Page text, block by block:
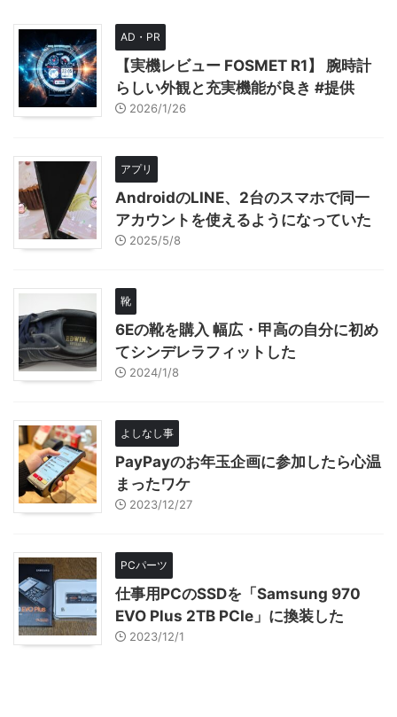
AD・PR
【実機レビュー FOSMET R1】 腕時計
らしい外観と充実機能が良き #提供
2026/1/26
アプリ
AndroidのLINE、2台のスマホで同一
アカウントを使えるようになっていた
2025/5/8
靴
6Eの靴を購入 幅広・甲高の自分に初め
てシンデレラフィットした
2024/1/8
よしなし事
PayPayのお年玉企画に参加したら心温
まったワケ
2023/12/27
PCパーツ
仕事用PCのSSDを「Samsung 970
EVO Plus 2TB PCIe」に換装した
2023/12/1